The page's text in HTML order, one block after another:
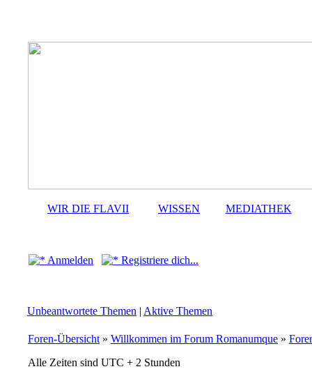
WIR DIE FLAVII WISSEN MEDIATHEK
Anmelden Registriere dich...
Unbeantwortete Themen | Aktive Themen
Foren-Übersicht » Willkommen im Forum Romanumque »
Alle Zeiten sind UTC + 2 Stunden